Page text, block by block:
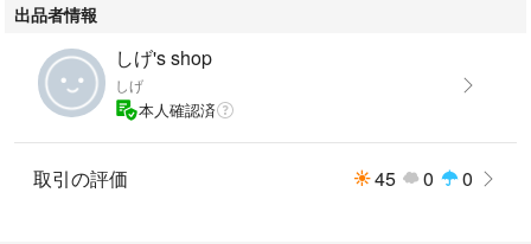
出品者情報
しげ's shop
しげ
本人確認済
取引の評価 45 0 0